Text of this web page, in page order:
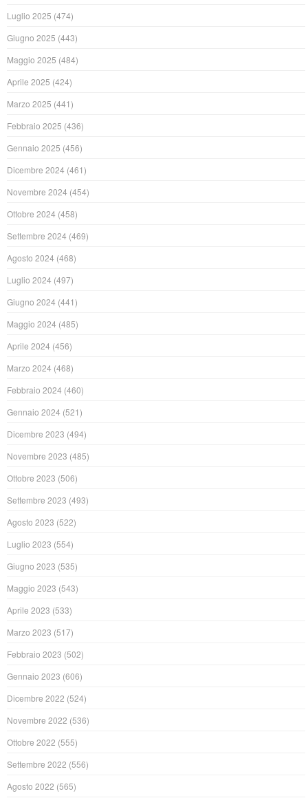
Luglio 2025 (474)
Giugno 2025 (443)
Maggio 2025 (484)
Aprile 2025 (424)
Marzo 2025 (441)
Febbraio 2025 (436)
Gennaio 2025 (456)
Dicembre 2024 (461)
Novembre 2024 (454)
Ottobre 2024 (458)
Settembre 2024 (469)
Agosto 2024 (468)
Luglio 2024 (497)
Giugno 2024 (441)
Maggio 2024 (485)
Aprile 2024 (456)
Marzo 2024 (468)
Febbraio 2024 (460)
Gennaio 2024 (521)
Dicembre 2023 (494)
Novembre 2023 (485)
Ottobre 2023 (506)
Settembre 2023 (493)
Agosto 2023 (522)
Luglio 2023 (554)
Giugno 2023 (535)
Maggio 2023 (543)
Aprile 2023 (533)
Marzo 2023 (517)
Febbraio 2023 (502)
Gennaio 2023 (606)
Dicembre 2022 (524)
Novembre 2022 (536)
Ottobre 2022 (555)
Settembre 2022 (556)
Agosto 2022 (565)